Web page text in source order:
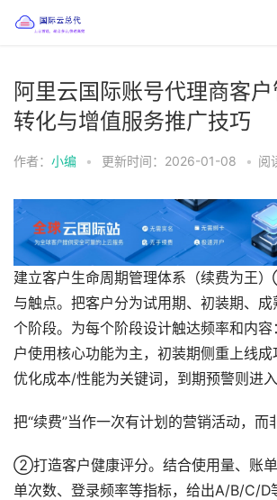
阿里云国际账号代理商客
转化与增值服务推广技巧
作者： 小编 • 更新时间：2026-01-08 • 阅
建立客户生命周期管理体系（续费为王
与触点。把客户分为试用期、初装期、
个阶段。为每个阶段设计触达频率和内
户使用核心功能为主，初装期侧重上线
优化成本/性能为关键词，到期预警则进入
把“续费”当作一次有计划的营销活动，而
②打造客户健康评分。结合使用量、账
单次数、登录频率等指标，给出A/B/C/D